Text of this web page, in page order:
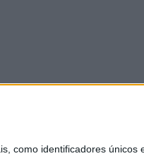
como identificadores únicos